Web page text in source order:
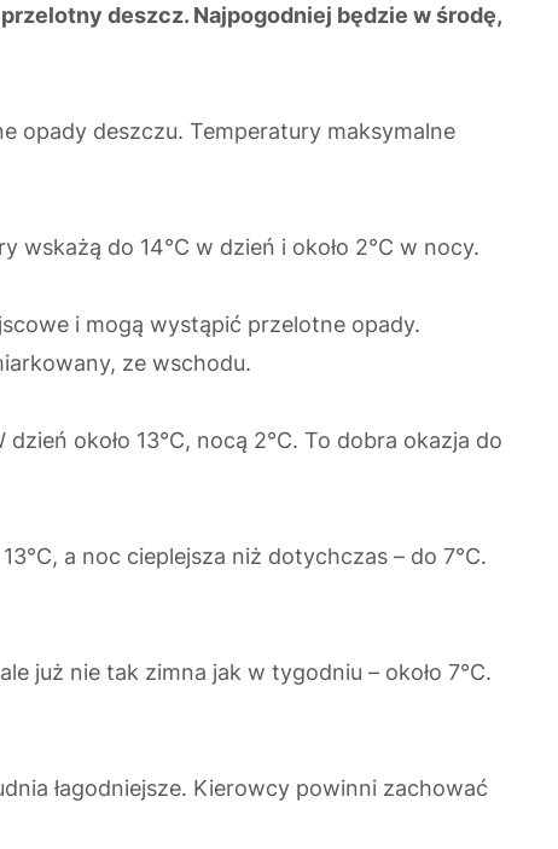
deszcz. Najpogodniej będzie w środę,
opady deszczu. Temperatury maksymalne
wskażą do 14°C w dzień i około 2°C w nocy.
i mogą wystąpić przelotne opady.
ze wschodu.
około 13°C, nocą 2°C. To dobra okazja do
a noc cieplejsza niż dotychczas – do 7°C.
już nie tak zimna jak w tygodniu – około 7°C.
łagodniejsze. Kierowcy powinni zachować